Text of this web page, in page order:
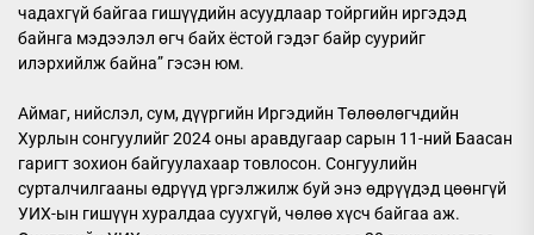
чадахгүй байгаа гишүүдийн асуудлаар тойргийн иргэдэд
байнга мэдээлэл өгч байх ёстой гэдэг байр суурийг
илэрхийлж байна” гэсэн юм.
Аймаг, нийслэл, сум, дүүргийн Иргэдийн Төлөөлөгчдийн
Хурлын сонгуулийг 2024 оны аравдугаар сарын 11-ний Баасан
гаригт зохион байгуулахаар товлосон. Сонгуулийн
сурталчилгааны өдрүүд үргэлжилж буй энэ өдрүүдэд цөөнгүй
УИХ-ын гишүүн хуралдаа суухгүй, чөлөө хүсч байгаа аж.